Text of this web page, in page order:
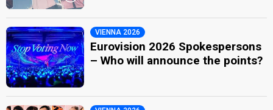
VIENNA 2026
Eurovision 2026 Spokespersons
– Who will announce the points?